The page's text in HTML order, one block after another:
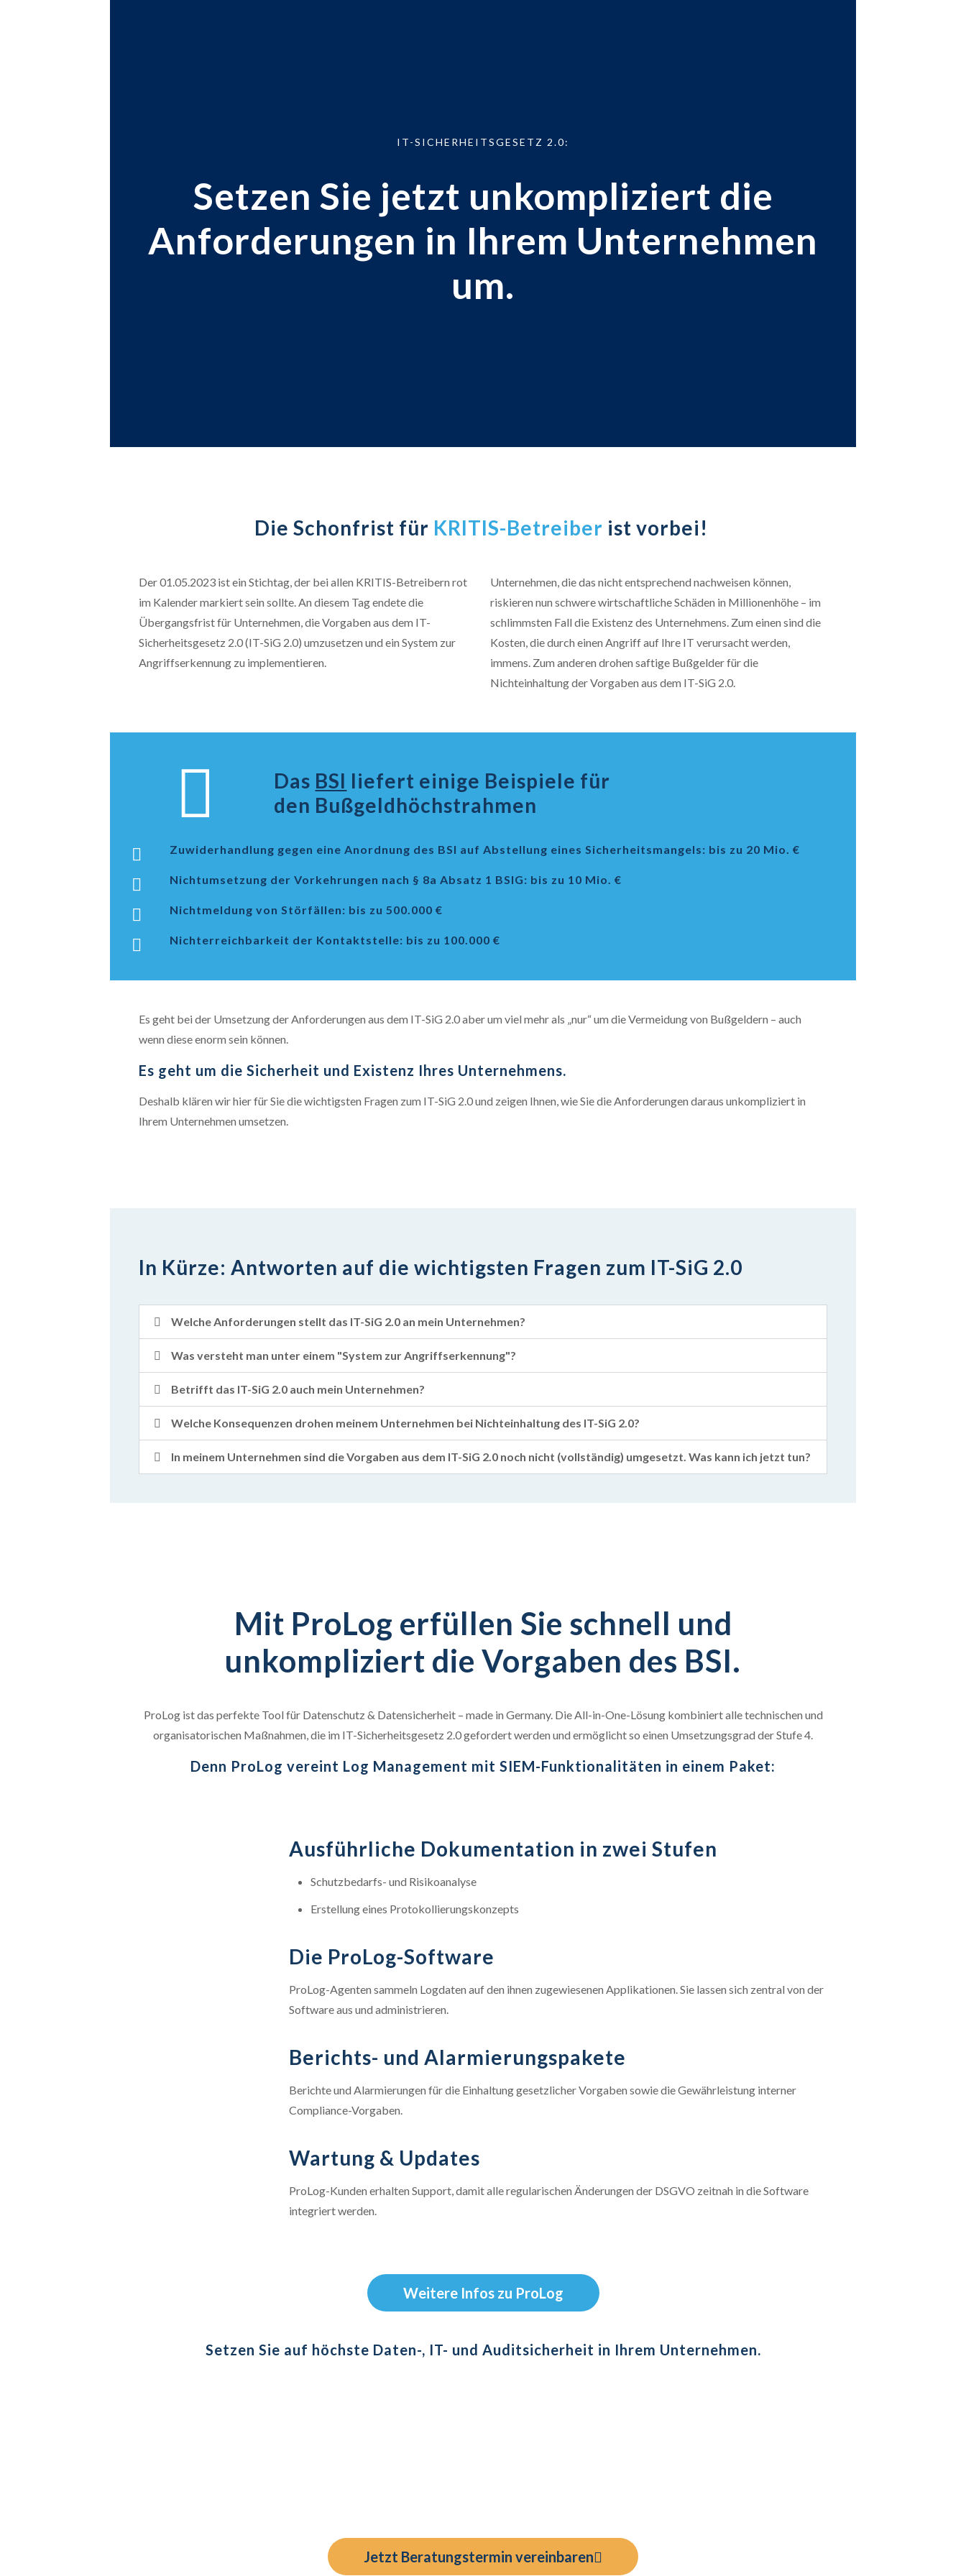
IT-SICHERHEITSGESETZ 2.0:
Setzen Sie jetzt unkompliziert die
Anforderungen in Ihrem Unternehmen
um.
Die Schonfrist für KRITIS-Betreiber ist vorbei!
Der 01.05.2023 ist ein Stichtag, der bei allen KRITIS-Betreibern rot
im Kalender markiert sein sollte. An diesem Tag endete die
Übergangsfrist für Unternehmen, die Vorgaben aus dem IT-
Sicherheitsgesetz 2.0 (IT-SiG 2.0) umzusetzen und ein System zur
Angriffserkennung zu implementieren.
Unternehmen, die das nicht entsprechend nachweisen können,
riskieren nun schwere wirtschaftliche Schäden in Millionenhöhe – im
schlimmsten Fall die Existenz des Unternehmens. Zum einen sind die
Kosten, die durch einen Angriff auf Ihre IT verursacht werden,
immens. Zum anderen drohen saftige Bußgelder für die
Nichteinhaltung der Vorgaben aus dem IT-SiG 2.0.
Das BSI liefert einige Beispiele für
den Bußgeldhöchstrahmen
Zuwiderhandlung gegen eine Anordnung des BSI auf Abstellung eines Sicherheitsmangels: bis zu 20 Mio. €
Nichtumsetzung der Vorkehrungen nach § 8a Absatz 1 BSIG: bis zu 10 Mio. €
Nichtmeldung von Störfällen: bis zu 500.000 €
Nichterreichbarkeit der Kontaktstelle: bis zu 100.000 €
Es geht bei der Umsetzung der Anforderungen aus dem IT-SiG 2.0 aber um viel mehr als „nur“ um die Vermeidung von Bußgeldern – auch
wenn diese enorm sein können.
Es geht um die Sicherheit und Existenz Ihres Unternehmens.
Deshalb klären wir hier für Sie die wichtigsten Fragen zum IT-SiG 2.0 und zeigen Ihnen, wie Sie die Anforderungen daraus unkompliziert in
Ihrem Unternehmen umsetzen.
In Kürze: Antworten auf die wichtigsten Fragen zum IT-SiG 2.0
Welche Anforderungen stellt das IT-SiG 2.0 an mein Unternehmen?
Was versteht man unter einem "System zur Angriffserkennung"?
Betrifft das IT-SiG 2.0 auch mein Unternehmen?
Welche Konsequenzen drohen meinem Unternehmen bei Nichteinhaltung des IT-SiG 2.0?
In meinem Unternehmen sind die Vorgaben aus dem IT-SiG 2.0 noch nicht (vollständig) umgesetzt. Was kann ich jetzt tun?
Mit ProLog erfüllen Sie schnell und
unkompliziert die Vorgaben des BSI.
ProLog ist das perfekte Tool für Datenschutz & Datensicherheit – made in Germany. Die All-in-One-Lösung kombiniert alle technischen und
organisatorischen Maßnahmen, die im IT-Sicherheitsgesetz 2.0 gefordert werden und ermöglicht so einen Umsetzungsgrad der Stufe 4.
Denn ProLog vereint Log Management mit SIEM-Funktionalitäten in einem Paket:
Ausführliche Dokumentation in zwei Stufen
Schutzbedarfs- und Risikoanalyse
Erstellung eines Protokollierungskonzepts
Die ProLog-Software
ProLog-Agenten sammeln Logdaten auf den ihnen zugewiesenen Applikationen. Sie lassen sich zentral von der
Software aus und administrieren.
Berichts- und Alarmierungspakete
Berichte und Alarmierungen für die Einhaltung gesetzlicher Vorgaben sowie die Gewährleistung interner
Compliance-Vorgaben.
Wartung & Updates
ProLog-Kunden erhalten Support, damit alle regularischen Änderungen der DSGVO zeitnah in die Software
integriert werden.
Weitere Infos zu ProLog
Setzen Sie auf höchste Daten-, IT- und Auditsicherheit in Ihrem Unternehmen.
Jetzt Beratungstermin vereinbaren